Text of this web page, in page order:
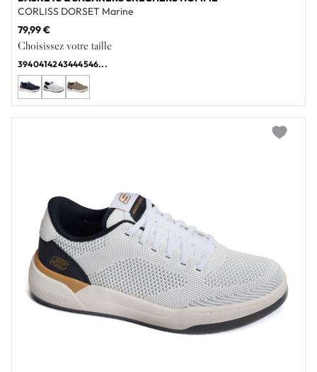
CORLISS DORSET Marine
79,99 €
Choisissez votre taille
3940414243444546...